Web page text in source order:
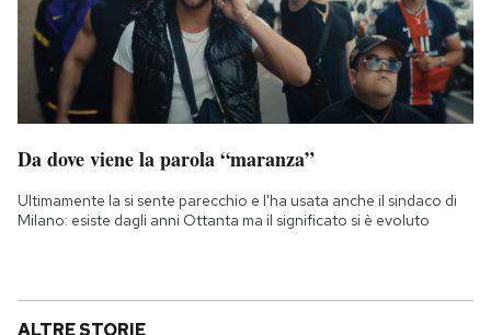
Da dove viene la parola “maranza”
Ultimamente la si sente parecchio e l'ha usata anche il sindaco di
Milano: esiste dagli anni Ottanta ma il significato si è evoluto
ALTRE STORIE